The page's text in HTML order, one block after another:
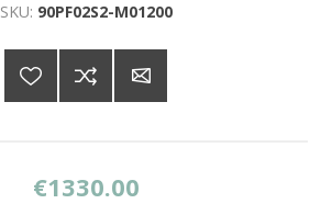
SKU: 90PF02S2-M01200
€1330.00